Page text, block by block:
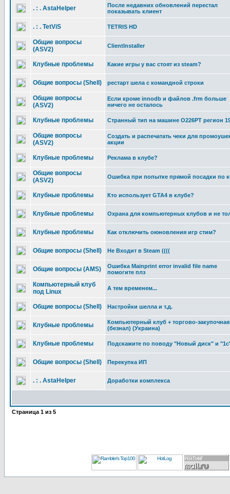
. : . AstaHelper
После недавних обновлений перестал
показывать клиент
. : . TetViS TETRIS HD
Общие вопросы
(ASV2)
ClientInstaller
Клубные проблемы Какие игры у вас стоят из steam?
Общие вопросы (Shell) рестарт шела с командной строки
Общие вопросы
(ASV2)
Если кроме innodb и файлов .frm больше
ничего не осталось
Клубные проблемы Странный тип на машине О226РТ регион
Общие вопросы
(ASV2)
Создать и распечатать чеки для
акции
Клубные проблемы Реклама в клубе?
Общие вопросы
(ASV2)
Ошибка при попытке прямой посадки по
Клубные проблемы Кто использует GTA4 в клубе?
Клубные проблемы Охрана для компьютерных клубов и не
Клубные проблемы Как отключить оюновления игр стим?
Общие вопросы (Shell) Не Входит в Steam ((((
Общие вопросы (AMS)
Ошибка Mainprint error invalid file name
помогите плз
Компьютерный клуб
под Linux
А тем временем...
Общие вопросы (Shell) Настройки шелла и т.д.
Клубные проблемы
Компьютерный клуб + торгово-закупочная
(безнал) (Украина)
Клубные проблемы Подскажите по поводу "Новый диск" и
Общие вопросы (Shell) Перекупка ИП
. : . AstaHelper Доработки комплекса
Страница 1 из 5